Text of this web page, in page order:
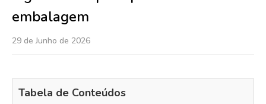
embalagem
29 de Junho de 2026
Tabela de Conteúdos